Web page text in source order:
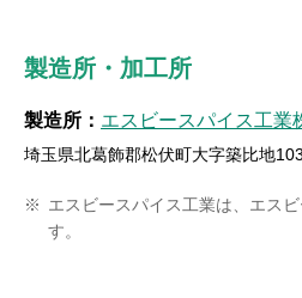
製造所・加工所
製造所： エスビースパイス工業
埼玉県北葛飾郡松伏町大字築比地
※ エスビースパイス工業は、エス
す。